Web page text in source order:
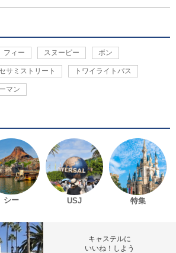
フィー スヌーピー ボン
セサミストリート トワイライトパス
マン
シー USJ 特集
キャステルに
いいね！しよう